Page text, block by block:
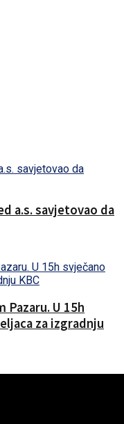
a.s. savjetovao da
Pazaru. U 15h
za izgradnju